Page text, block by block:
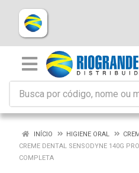
INÍCIO HIGIENE ORAL
CREME DENTAL SENSODYNE 140G
COMPLETA